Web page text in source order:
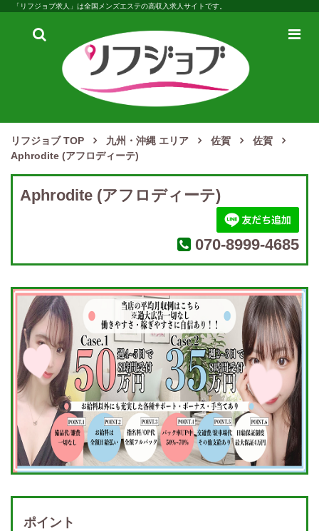
「リフジョブ求人」は全国メンズエステの高収入求人サイトです。
検
メ
リフジョブ TOP 九州・沖縄 エリア 佐賀
佐賀
Aphrodite (アフロディーテ)
Aphrodite (アフロディーテ)
070-8999-4685
ポイント